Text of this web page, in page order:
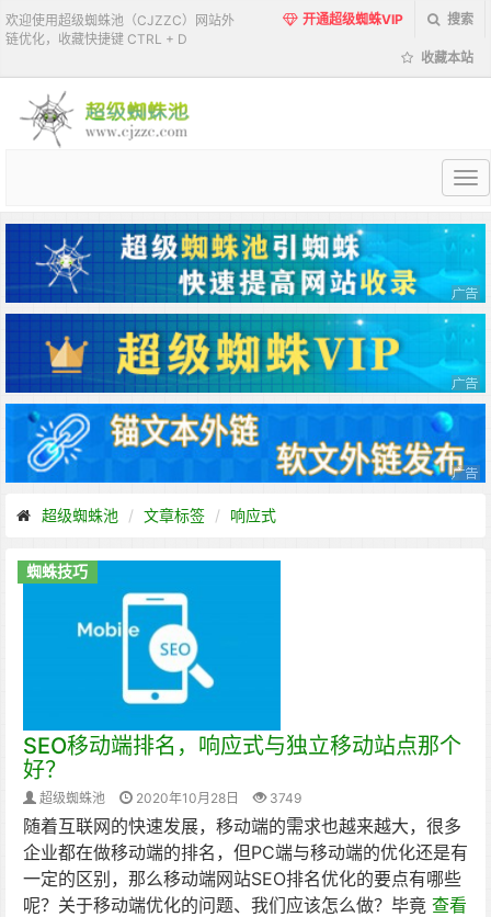
欢迎使用超级蜘蛛池（CJZZC）网站外
链优化，收藏快捷键 CTRL + D
开通超级蜘蛛VIP 搜索
收藏本站
超
蜘
蛛
池
超级蜘蛛池 文章标签 响应式
蜘蛛技巧
SEO移动端排名，响应式与独立移动站点那个
好？
超级蜘蛛池 2020年10月28日 3749
随着互联网的快速发展，移动端的需求也越来越大，很多
企业都在做移动端的排名，但PC端与移动端的优化还是有
一定的区别，那么移动端网站SEO排名优化的要点有哪些
呢？关于移动端优化的问题、我们应该怎么做？毕竟 查看